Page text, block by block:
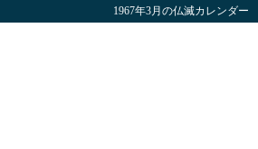
1967年3月の仏滅カレンダー